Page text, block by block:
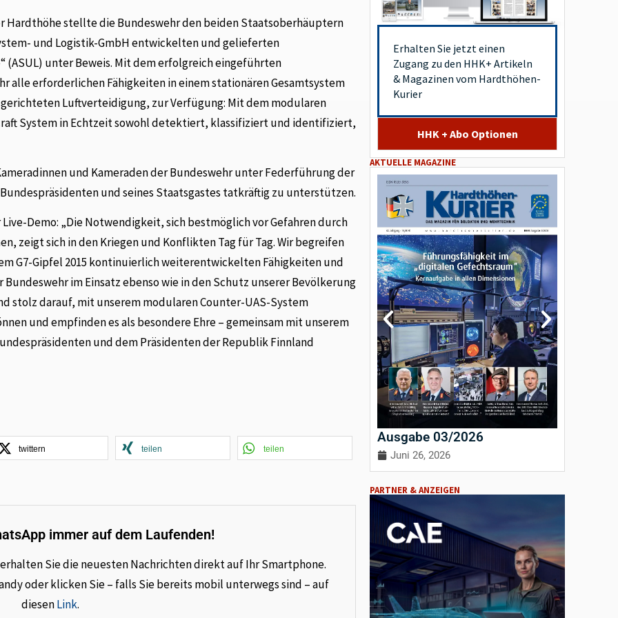
Hardthöhe stellte die Bundeswehr den beiden Staatsoberhäuptern
und Logistik-GmbH entwickelten und gelieferten
(ASUL) unter Beweis. Mit dem erfolgreich eingeführten
alle erforderlichen Fähigkeiten in einem stationären Gesamtsystem
Luftverteidigung, zur Verfügung: Mit dem modularen
System in Echtzeit sowohl detektiert, klassifiziert und identifiziert,
und Kameraden der Bundeswehr unter Federführung der
und seines Staatsgastes tatkräftig zu unterstützen.
Live-Demo: „Die Notwendigkeit, sich bestmöglich vor Gefahren durch
zeigt sich in den Kriegen und Konflikten Tag für Tag. Wir begreifen
G7-Gipfel 2015 kontinuierlich weiterentwickelten Fähigkeiten und
im Einsatz ebenso wie in den Schutz unserer Bevölkerung
stolz darauf, mit unserem modularen Counter-UAS-System
und empfinden es als besondere Ehre – gemeinsam mit unserem
und dem Präsidenten der Republik Finnland
twittern teilen teilen
immer auf dem Laufenden!
Sie die neuesten Nachrichten direkt auf Ihr Smartphone.
oder klicken Sie – falls Sie bereits mobil unterwegs sind – auf
diesenLink.
Erhalten Sie jetzt einen
Zugang zu den HHK+ Artikeln
& Magazinen vom Hardthöhen-
Kurier
HHK + Abo Optionen
AKTUELLE MAGAZINE
Ausgabe 03/2026
Juni 26, 2026
PARTNER & ANZEIGEN